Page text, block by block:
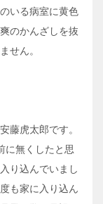
いる病室に黄色
のかんざしを抜
せん。
藤虎太郎です。
に無くしたと思
り込んでいまし
も家に入り込ん